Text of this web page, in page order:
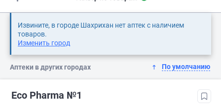
Извините, в городе Шахрихан нет аптек с наличием
товаров.
Изменить город
Аптеки в других городах По умолчанию
Eco Pharma №1